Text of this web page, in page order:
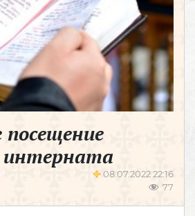
посещение
интерната
08.07.2022 22:16
77